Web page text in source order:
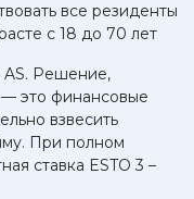
все резиденты
с 18 до 70 лет
AS. Решение,
— это финансовые
взвесить
При полном
ставка ESTO 3 –